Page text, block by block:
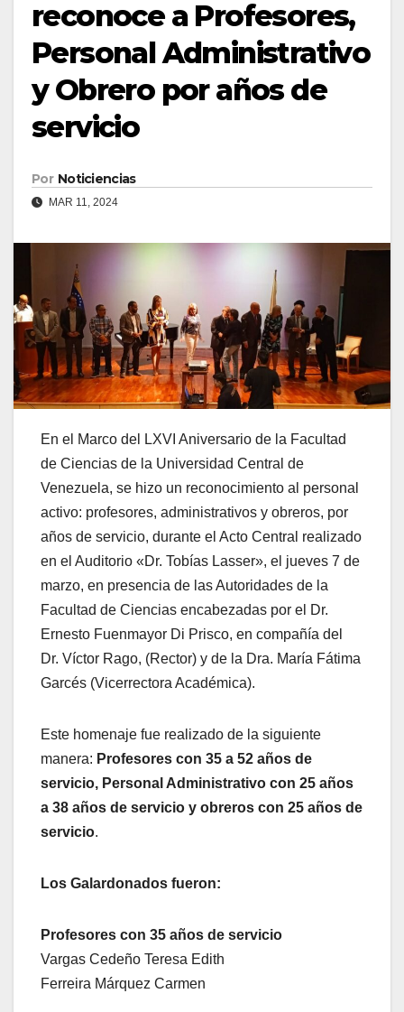
reconoce a Profesores,
Personal Administrativo
y Obrero por años de
servicio
Por Noticiencias
MAR 11, 2024
En el Marco del LXVI Aniversario de la Facultad
de Ciencias de la Universidad Central de
Venezuela, se hizo un reconocimiento al personal
activo: profesores, administrativos y obreros, por
años de servicio, durante el Acto Central realizado
en el Auditorio «Dr. Tobías Lasser», el jueves 7 de
marzo, en presencia de las Autoridades de la
Facultad de Ciencias encabezadas por el Dr.
Ernesto Fuenmayor Di Prisco, en compañía del
Dr. Víctor Rago, (Rector) y de la Dra. María Fátima
Garcés (Vicerrectora Académica).
Este homenaje fue realizado de la siguiente
manera: Profesores con 35 a 52 años de
servicio, Personal Administrativo con 25 años
a 38 años de servicio y obreros con 25 años de
servicio.
Los Galardonados fueron:
Profesores con 35 años de servicio
Vargas Cedeño Teresa Edith
Ferreira Márquez Carmen